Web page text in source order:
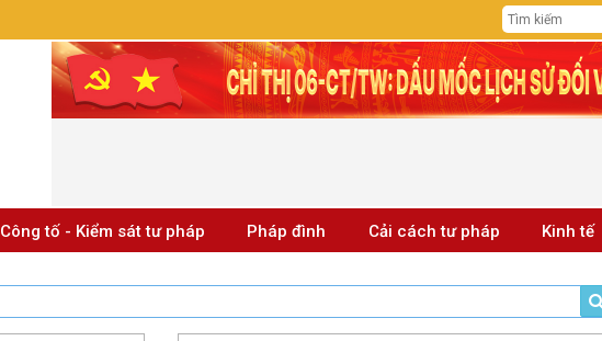
Công tố - Kiểm sát tư pháp Pháp đình Cải cách tư pháp Kinh tế